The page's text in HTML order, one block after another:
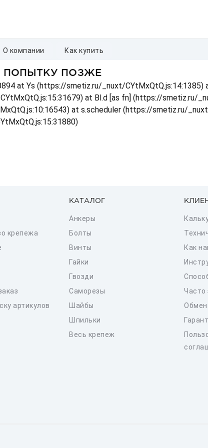
о компании как купить
ПОПЫТКУ ПОЗЖЕ
at Ys (https://smetiz.ru/_nuxt/CYtMxQtQ.js:14:1385)
at Bl.d [as fn] (https://smetiz.ru/
at s.scheduler (https://smetiz.ru/
крепежа
артикулов
КАТАЛОГ
Анкеры
Болты
Винты
Гайки
Гвозди
Саморезы
Шайбы
Шпильки
Весь крепеж
Как
Часто
Обмен